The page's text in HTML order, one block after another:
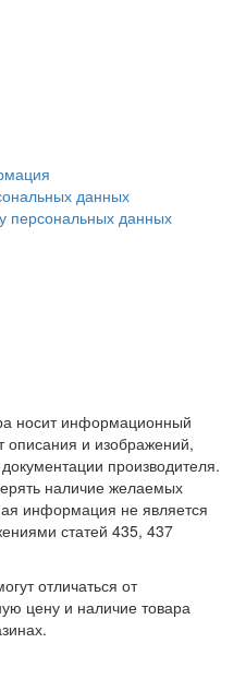
данных
персональных данных
носит информационный
описания и изображений,
производителя.
наличие желаемых
информация не является
статей 435, 437
отличаться от
цену и наличие товара